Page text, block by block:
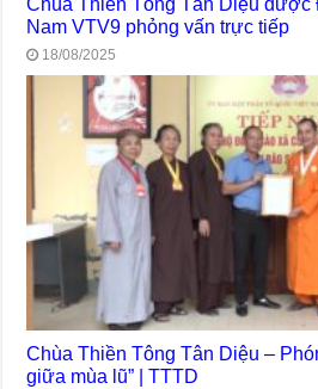
Nam VTV9 phỏng vấn trực tiếp
18/08/2025
Chùa Thiền Tông Tân Diệu –
giữa mùa lũ” | TTTD